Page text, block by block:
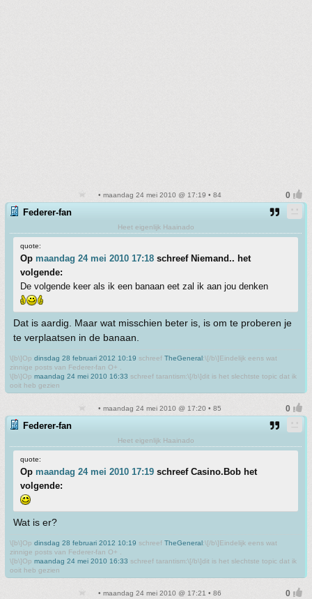
• maandag 24 mei 2010 @ 17:19 • 84
Federer-fan
Heet eigenlijk Haainado
quote:
Op maandag 24 mei 2010 17:18 schreef Niemand.. het
volgende:
De volgende keer als ik een banaan eet zal ik aan jou denken
Dat is aardig. Maar wat misschien beter is, is om te proberen je
te verplaatsen in de banaan.
\[b\]Op dinsdag 28 februari 2012 10:19 schreef TheGeneral:\[/b\]Eindelijk eens wat
zinnige posts van Federer-fan O+ .
\[b\]Op maandag 24 mei 2010 16:33 schreef tarantism:\[/b\]dit is het slechtste topic dat ik
ooit heb gezien
• maandag 24 mei 2010 @ 17:20 • 85
Federer-fan
Heet eigenlijk Haainado
quote:
Op maandag 24 mei 2010 17:19 schreef Casino.Bob het
volgende:
Wat is er?
\[b\]Op dinsdag 28 februari 2012 10:19 schreef TheGeneral:\[/b\]Eindelijk eens wat
zinnige posts van Federer-fan O+ .
\[b\]Op maandag 24 mei 2010 16:33 schreef tarantism:\[/b\]dit is het slechtste topic dat ik
ooit heb gezien
• maandag 24 mei 2010 @ 17:21 • 86